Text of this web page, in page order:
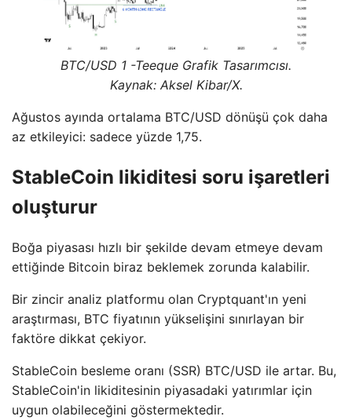
BTC/USD 1 -Teeque Grafik Tasarımcısı.
Kaynak: Aksel Kibar/X.
Ağustos ayında ortalama BTC/USD dönüşü çok daha
az etkileyici: sadece yüzde 1,75.
StableCoin likiditesi soru işaretleri
oluşturur
Boğa piyasası hızlı bir şekilde devam etmeye devam
ettiğinde Bitcoin biraz beklemek zorunda kalabilir.
Bir zincir analiz platformu olan Cryptquant'ın yeni
araştırması, BTC fiyatının yükselişini sınırlayan bir
faktöre dikkat çekiyor.
StableCoin besleme oranı (SSR) BTC/USD ile artar. Bu,
StableCoin'in likiditesinin piyasadaki yatırımlar için
uygun olabileceğini göstermektedir.